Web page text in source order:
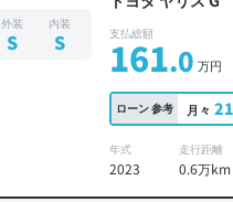
外装
S
内装
S 支払総額
161.0 万円
ローン参考 月々
年式
2023
走行距離
0.6万km